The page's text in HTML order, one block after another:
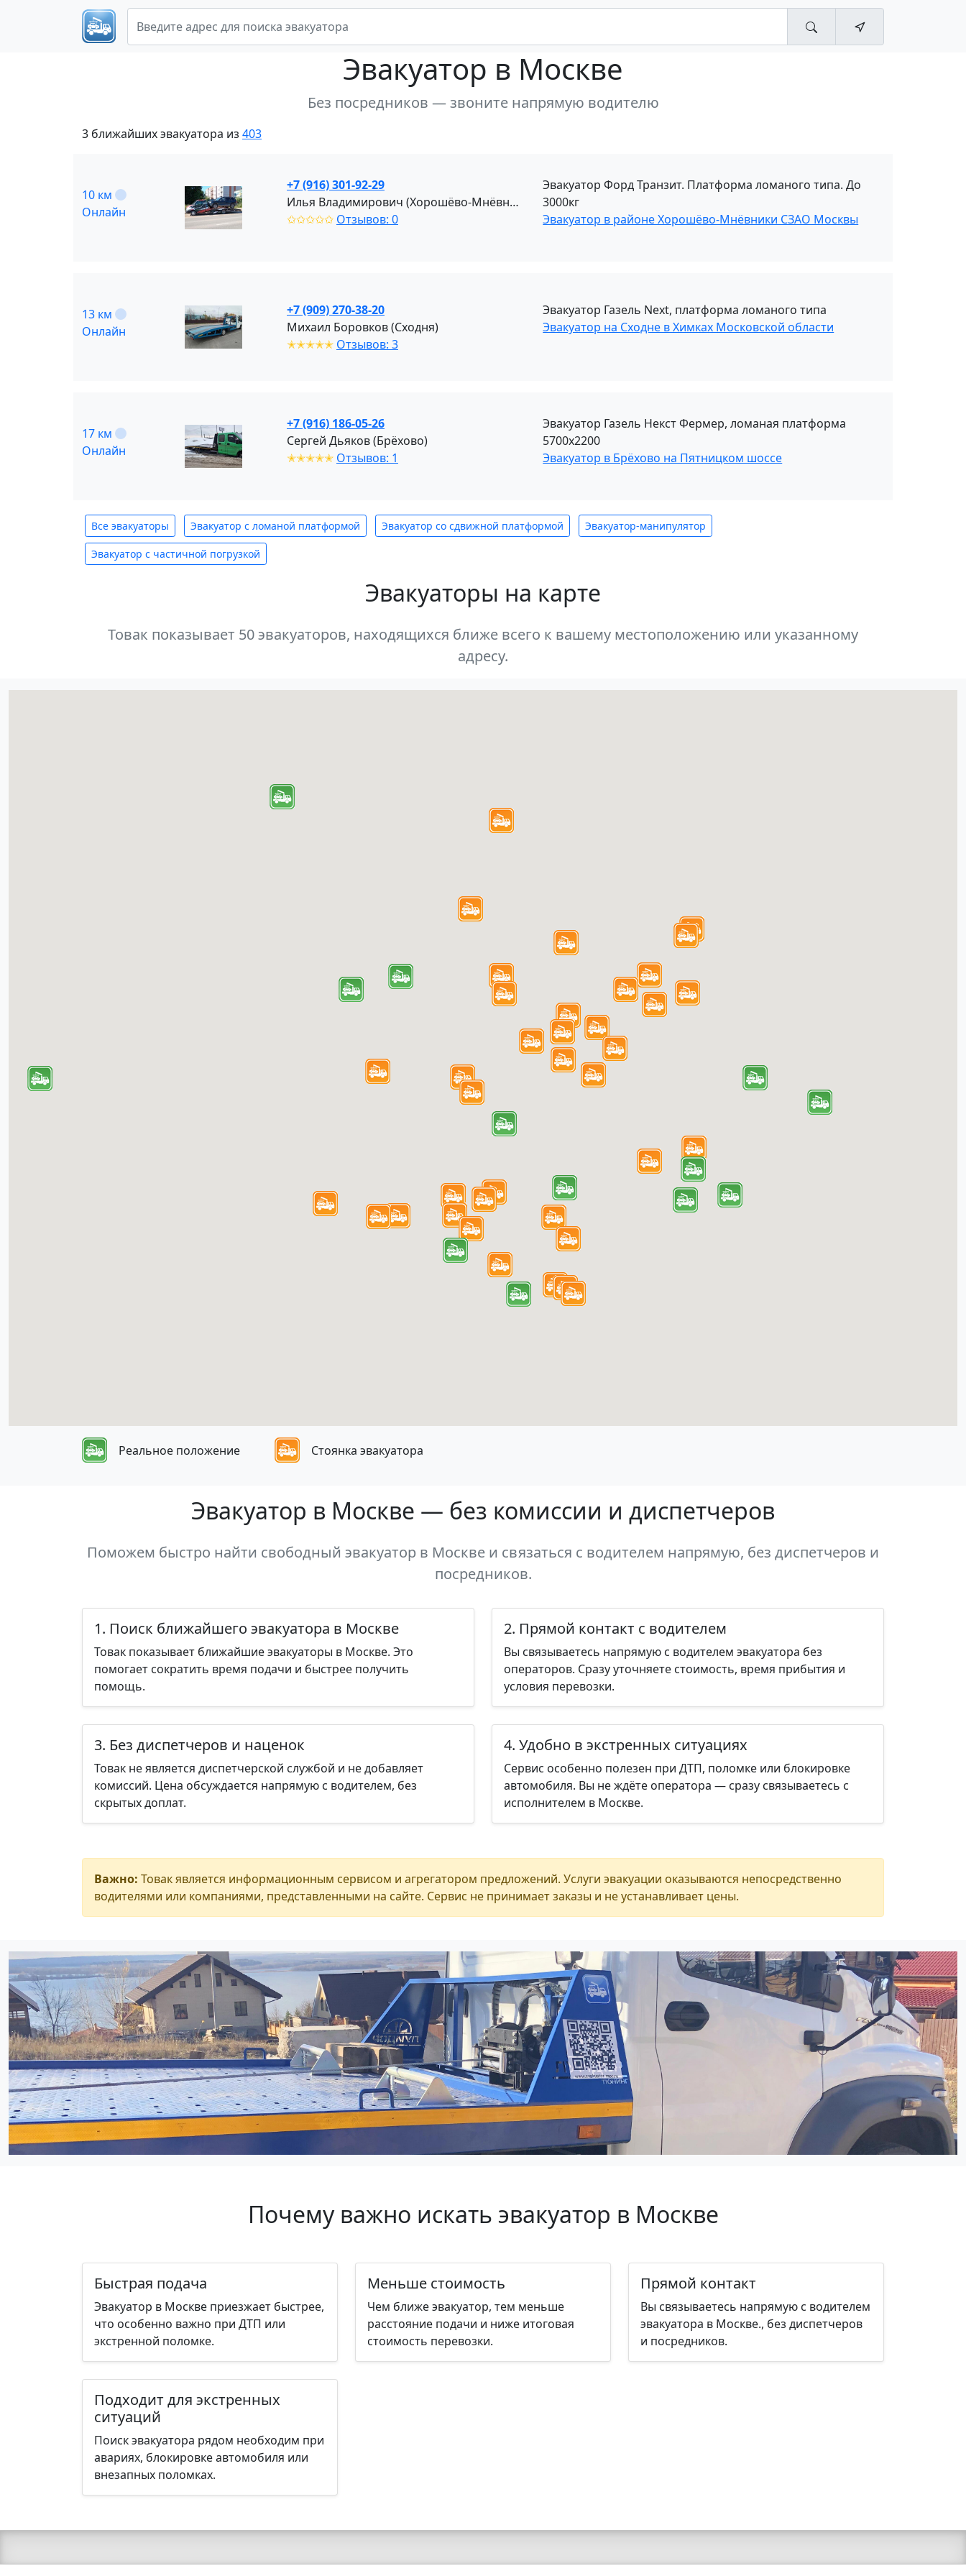
Эвакуатор в Москве
Без посредников — звоните напрямую водителю
3 ближайших эвакуатора из 403
10 км
Онлайн
+7 (916) 301-92-29
Илья Владимирович (Хорошёво-Мнёвники)
✩✩✩✩✩ Отзывов: 0
Эвакуатор Форд Транзит. Платформа ломаного типа. До
3000кг
Эвакуатор в районе Хорошёво-Мнёвники СЗАО Москвы
13 км
Онлайн
+7 (909) 270-38-20
Михаил Боровков (Сходня)
✭✭✭✭✭ Отзывов: 3
Эвакуатор Газель Next, платформа ломаного типа
Эвакуатор на Сходне в Химках Московской области
17 км
Онлайн
+7 (916) 186-05-26
Сергей Дьяков (Брёхово)
✭✭✭✭✭ Отзывов: 1
Эвакуатор Газель Некст Фермер, ломаная платформа
5700х2200
Эвакуатор в Брёхово на Пятницком шоссе
Все эвакуаторы Эвакуатор с ломаной платформой Эвакуатор со сдвижной платформой Эвакуатор-манипулятор
Эвакуатор с частичной погрузкой
Эвакуаторы на карте
Товак показывает 50 эвакуаторов, находящихся ближе всего к вашему местоположению или указанному
адресу.
Реальное положение Стоянка эвакуатора
Эвакуатор в Москве — без комиссии и диспетчеров
Поможем быстро найти свободный эвакуатор в Москве и связаться с водителем напрямую, без диспетчеров и
посредников.
1. Поиск ближайшего эвакуатора в Москве
Товак показывает ближайшие эвакуаторы в Москве. Это
помогает сократить время подачи и быстрее получить
помощь.
2. Прямой контакт с водителем
Вы связываетесь напрямую с водителем эвакуатора без
операторов. Сразу уточняете стоимость, время прибытия и
условия перевозки.
3. Без диспетчеров и наценок
Товак не является диспетчерской службой и не добавляет
комиссий. Цена обсуждается напрямую с водителем, без
скрытых доплат.
4. Удобно в экстренных ситуациях
Сервис особенно полезен при ДТП, поломке или блокировке
автомобиля. Вы не ждёте оператора — сразу связываетесь с
исполнителем в Москве.
Важно: Товак является информационным сервисом и агрегатором предложений. Услуги эвакуации оказываются непосредственно
водителями или компаниями, представленными на сайте. Сервис не принимает заказы и не устанавливает цены.
Почему важно искать эвакуатор в Москве
Быстрая подача
Эвакуатор в Москве приезжает быстрее,
что особенно важно при ДТП или
экстренной поломке.
Меньше стоимость
Чем ближе эвакуатор, тем меньше
расстояние подачи и ниже итоговая
стоимость перевозки.
Прямой контакт
Вы связываетесь напрямую с водителем
эвакуатора в Москве., без диспетчеров
и посредников.
Подходит для экстренных
ситуаций
Поиск эвакуатора рядом необходим при
авариях, блокировке автомобиля или
внезапных поломках.